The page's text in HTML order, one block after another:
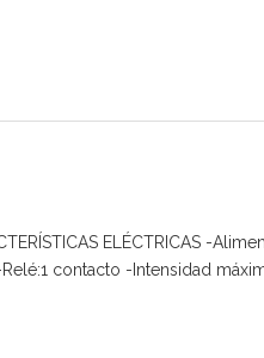
ELÉCTRICAS -
contacto -Intensidad